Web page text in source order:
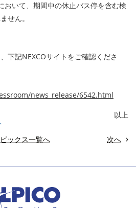
いて、期間中の休止バス停を含む検
せん。
記NEXCOサイトをご確認くださ
news_release/6542.html
以上
ピックス一覧へ 次へ